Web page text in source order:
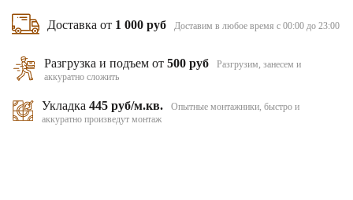
Доставка от 1 000 руб Доставим в любое время с 00:00 до 23:00
Разгрузка и подъем от500 руб
Разгрузим, занесем и
аккуратно сложить
Укладка 445 руб/м.кв.
Опытные монтажники, быстро и
аккуратно произведут монтаж